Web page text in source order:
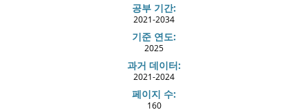
공부 기간:
2021-2034
기준 연도:
2025
과거 데이터:
2021-2024
페이지 수:
160